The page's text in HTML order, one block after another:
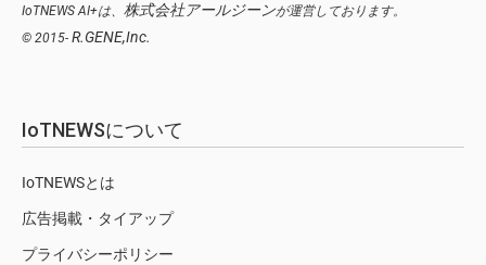
IoTNEWS AI+は、 株式会社アールジーンが運営しております。
© 2015- R.GENE,Inc.
IoTNEWSについて
IoTNEWSとは
広告掲載・タイアップ
プライバシーポリシー